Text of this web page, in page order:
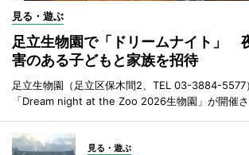
見る・遊ぶ
足立生物園で「ドリームナイト」
害のある子どもと家族を招待
足立生物園（足立区保木間2、TEL 03-3884-5577
「Dream night at the Zoo 2026生物園」が開催さ
見る・遊ぶ